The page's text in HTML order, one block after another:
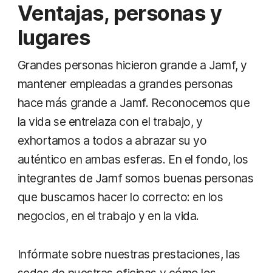
Ventajas, personas y
lugares
Grandes personas hicieron grande a Jamf, y
mantener empleadas a grandes personas
hace más grande a Jamf. Reconocemos que
la vida se entrelaza con el trabajo, y
exhortamos a todos a abrazar su yo
auténtico en ambas esferas. En el fondo, los
integrantes de Jamf somos buenas personas
que buscamos hacer lo correcto: en los
negocios, en el trabajo y en la vida.
Infórmate sobre nuestras prestaciones, las